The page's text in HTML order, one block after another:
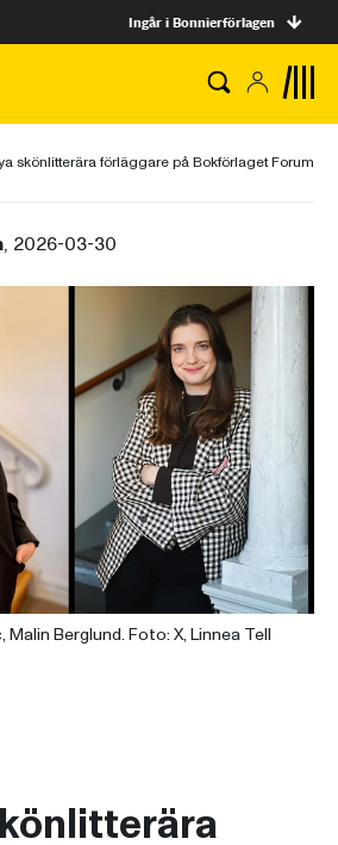
Ingår i Bonnierförlagen
skönlitterära förläggare på Bokförlaget Forum
, 2026-03-30
Malin Berglund. Foto: X, Linnea Tell